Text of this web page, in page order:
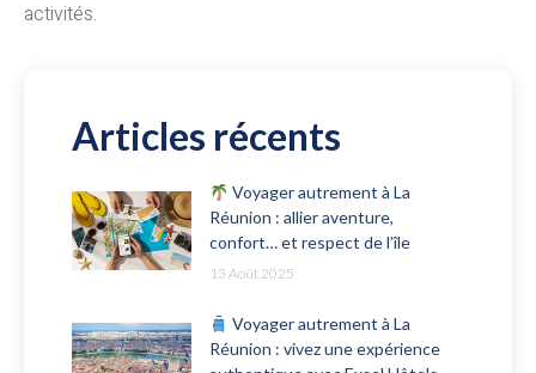
activités.
Articles récents
Voyager autrement à La
Réunion : allier aventure,
confort… et respect de l’île
13 Août 2025
Voyager autrement à La
Réunion : vivez une expérience